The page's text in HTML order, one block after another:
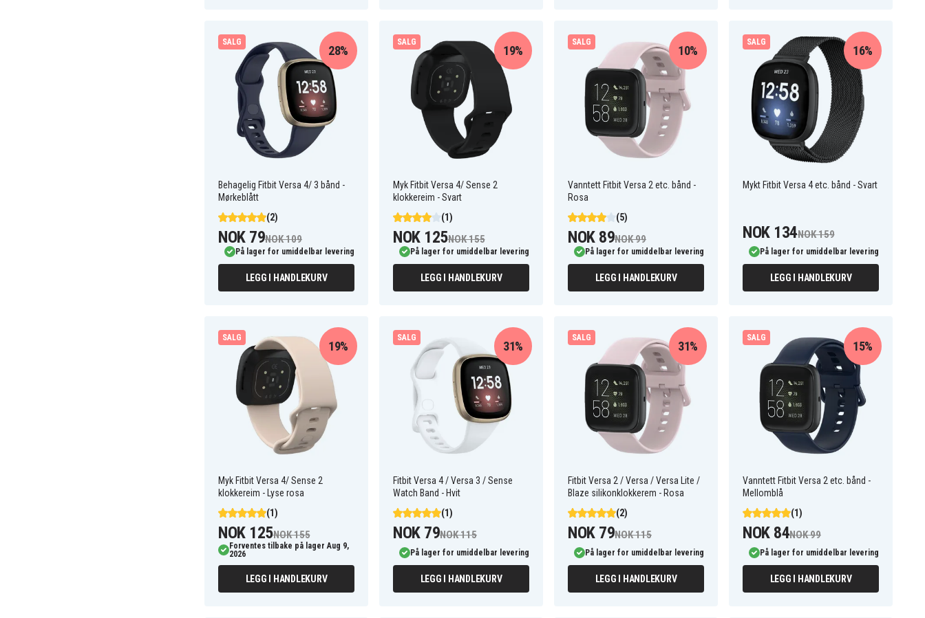
SALG
Behagelig Fitbit Versa 4/ 3 bånd -
Mørkeblått
(2)
28%
NOK 79NOK 109
På lager for umiddelbar levering
LEGG I HANDLEKURV
SALG
Myk Fitbit Versa 4/ Sense 2
klokkereim - Svart
(1)
19%
NOK 125NOK 155
På lager for umiddelbar levering
LEGG I HANDLEKURV
SALG
Vanntett Fitbit Versa 2 etc. bånd -
Rosa
(5)
10%
NOK 89NOK 99
På lager for umiddelbar levering
LEGG I HANDLEKURV
SALG
Mykt Fitbit Versa 4 etc. bånd - Svart
16%
NOK 134NOK 159
På lager for umiddelbar levering
LEGG I HANDLEKURV
SALG
Myk Fitbit Versa 4/ Sense 2
klokkereim - Lyse rosa
(1)
19%
NOK 125NOK 155
Forventes tilbake på lager Aug 9,
2026
LEGG I HANDLEKURV
SALG
Fitbit Versa 4 / Versa 3 / Sense
Watch Band - Hvit
(1)
31%
NOK 79NOK 115
På lager for umiddelbar levering
LEGG I HANDLEKURV
SALG
Fitbit Versa 2 / Versa / Versa Lite /
Blaze silikonklokkerem - Rosa
(2)
31%
NOK 79NOK 115
På lager for umiddelbar levering
LEGG I HANDLEKURV
SALG
Vanntett Fitbit Versa 2 etc. bånd -
Mellomblå
(1)
15%
NOK 84NOK 99
På lager for umiddelbar levering
LEGG I HANDLEKURV